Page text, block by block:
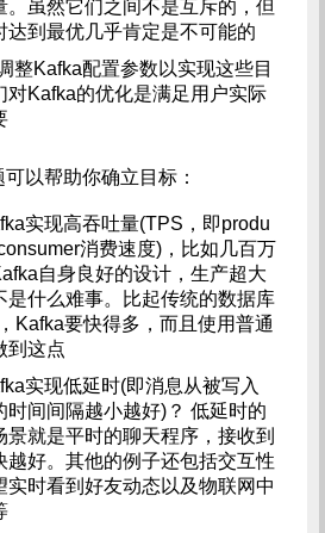
。虽然它们之间不是互斥的，但
达到最优几乎肯定是不可能的
整Kafka配置参数以实现这些目
对Kafka的优化是满足用户实际
帮助你确立目标：
实现高吞吐量(TPS，即produ
消费速度)，比如几百万
自身良好的设计，生产超大
是什么难事。比起传统的数据库
Kafka要快得多，而且使用普通
到这点
实现低延时(即消息从被写入
时间间隔越小越好)？ 低延时的
景就是平时的聊天程序，接收到
越好。其他的例子还包括交互性
实时看到好友动态以及物联网中